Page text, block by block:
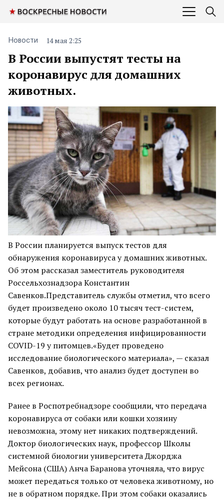
В России выпустят тесты на
коронавирус для домашних
животных.
Новости 14 мая 2:25
В России планируется выпуск тестов для
обнаружения коронавируса у домашних животных.
Об этом рассказал заместитель руководителя
Россельхознадзора Константин
Савенков.Представитель службы отметил, что всего
будет произведено около 10 тысяч тест-систем,
которые будут работать на основе разработанной в
стране методики определения инфицированности
COVID-19 у питомцев.«Будет проведено
исследование биологического материала», — сказал
Савенков, добавив, что анализ будет доступен во
всех регионах.
Ранее в Роспотребнадзоре сообщили, что передача
коронавируса от собаки или кошки хозяину
невозможна, этому нет никаких подтверждений.
Доктор биологических наук, профессор Школы
системной биологии университета Джорджа
Мейсона (США) Анча Баранова уточняла, что вирус
может передаться только от человека животному, но
не в обратном порядке. При этом собаки оказались